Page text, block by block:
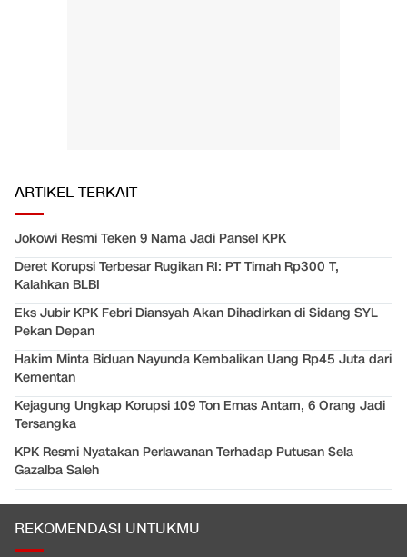
ARTIKEL TERKAIT
Jokowi Resmi Teken 9 Nama Jadi Pansel KPK
Deret Korupsi Terbesar Rugikan RI: PT Timah Rp300 T,
Kalahkan BLBI
Eks Jubir KPK Febri Diansyah Akan Dihadirkan di Sidang SYL
Pekan Depan
Hakim Minta Biduan Nayunda Kembalikan Uang Rp45 Juta dari
Kementan
Kejagung Ungkap Korupsi 109 Ton Emas Antam, 6 Orang Jadi
Tersangka
KPK Resmi Nyatakan Perlawanan Terhadap Putusan Sela
Gazalba Saleh
REKOMENDASI UNTUKMU